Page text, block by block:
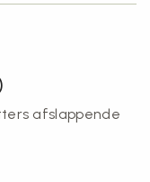
afslappende